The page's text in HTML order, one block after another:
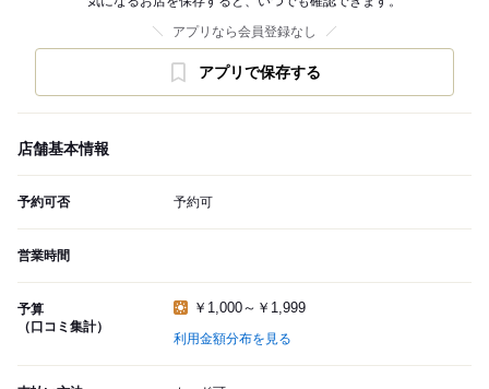
アプリなら会員登録なし
アプリで保存する
店舗基本情報
予約可否 予約可
営業時間
予算
（口コミ集計）
￥1,000～￥1,999
利用金額分布を見る